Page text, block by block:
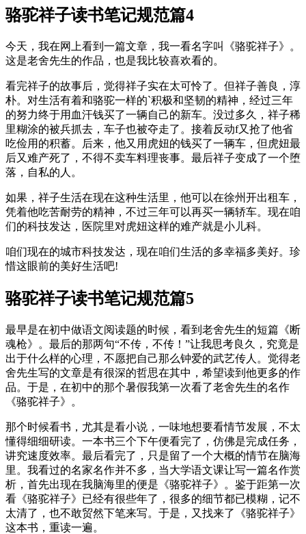
骆驼祥子读书笔记规范篇4
今天，我在网上看到一篇文章，我一看名字叫《骆驼祥子》。
这是老舍先生的作品，也是我比较喜欢看的。
看完祥子的故事后，觉得祥子实在太可怜了。但祥子善良，淳
朴。对生活有着和骆驼一样的`积极和坚韧的精神，经过三年
的努力终于用血汗钱买了一辆自己的新车。没过多久，祥子稀
里糊涂的被兵抓去，车子也被夺走了。接着反动f又抢了他省
吃俭用的积蓄。后来，他又用虎妞的钱买了一辆车，但虎妞最
后又难产死了，不得不卖车料理丧事。最后祥子变成了一个堕
落，自私的人。
如果，祥子生活在现在这种生活里，他可以在徐州开出租车，
凭着他吃苦耐劳的精神，不过三年可以再买一辆轿车。现在咱
们的科技发达，医院里对虎妞这样的难产就是小儿科。
咱们现在的城市科技发达，现在咱们生活的多幸福多美好。珍
惜这眼前的美好生活吧!
骆驼祥子读书笔记规范篇5
最早是在初中做语文阅读题的时候，看到老舍先生的短篇《断
魂枪》。最后的那两句“不传，不传！”让我思考良久，究竟是
出于什么样的心理，不愿把自己那么钟爱的武艺传人。觉得老
舍先生写的文章是有很深的哲思在其中，希望读到他更多的作
品。于是，在初中的那个暑假我第一次看了老舍先生的名作
《骆驼祥子》。
那个时候看书，尤其是看小说，一味地想要看情节发展，不太
懂得细细研读。一本书三个下午便看完了，仿佛是完成任务，
讲究速度效率。最后看完了，只是留了一个大概的情节在脑海
里。我看过的名家名作并不多，当大学语文课让写一篇名作赏
析，首先出现在我脑海里的便是《骆驼祥子》。鉴于距第一次
看《骆驼祥子》已经有很些年了，很多的细节都已模糊，记不
太清了，也不敢贸然下笔来写。于是，又找来了《骆驼祥子》
这本书，重读一遍。